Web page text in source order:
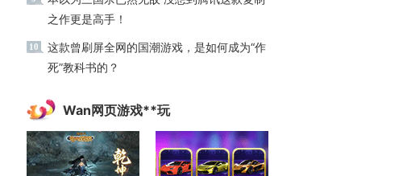
之作更是高手！
10
这款曾刷屏全网的国潮游戏，是如何成为“作
死”教科书的？
Wan网页游戏**玩